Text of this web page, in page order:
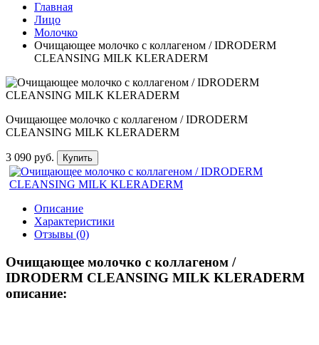
Главная
Лицо
Молочко
Очищающее молочко с коллагеном / IDRODERM
CLEANSING MILK KLERADERM
Очищающее молочко с коллагеном / IDRODERM
CLEANSING MILK KLERADERM
3 090 руб. Купить
Описание
Характеристики
Отзывы (0)
Очищающее молочко с коллагеном /
IDRODERM CLEANSING MILK KLERADERM
описание: